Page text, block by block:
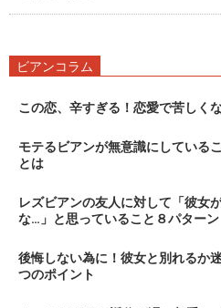
ビアンコラム
この恋、辛すぎる！恋愛で苦しく
モテるビアンが無意識にしている
とは
レズビアンの友人に対して「彼女
な…」と思っていること８パターン
後悔しない為に！彼女と別れるか
つのポイント